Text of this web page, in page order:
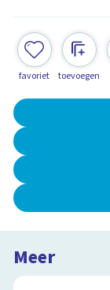
favoriet toevoegen
Meer